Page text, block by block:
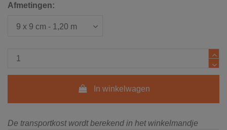
Afmetingen:
In winkelwagen
De transportkost wordt berekend in het winkelmandje